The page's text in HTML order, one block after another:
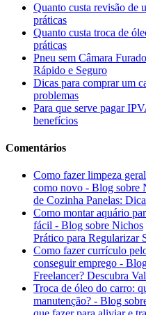
Quanto custa revisão de
práticas
Quanto custa troca de
práticas
Pneu sem Câmara
Rápido e Seguro
Dicas para comprar um
problemas
Para que serve pagar
benefícios
Comentários
Como fazer limpeza
como novo - Blog sobre
de Cozinha Panelas:
Como montar aquário
fácil - Blog sobre Nichos
Prático para Regularizar
Como fazer currículo
conseguir emprego -
Freelancer? Descubra
Troca de óleo do carro:
manutenção? - Blog